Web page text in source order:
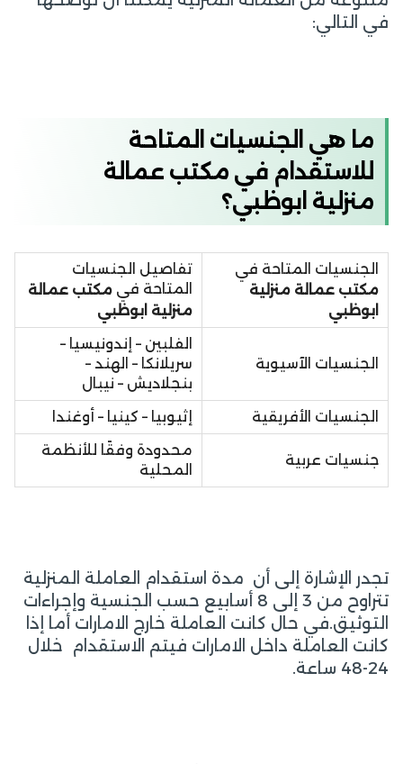
في التالي:
ما هي الجنسيات المتاحة
للاستقدام في مكتب عمالة
منزلية ابوظبي؟
الجنسيات المتاحة في
مكتب عمالة منزلية
ابوظبي
تفاصيل الجنسيات
المتاحة في مكتب عمالة
منزلية ابوظبي
الجنسيات الآسيوية
الفلبين – إندونيسيا –
سريلانكا – الهند –
بنجلاديش – نيبال
الجنسيات الأفريقية
إثيوبيا – كينيا – أوغندا
جنسيات عربية
محدودة وفقًا للأنظمة
المحلية
تجدر الإشارة إلى أن مدة استقدام العاملة المنزلية
تتراوح من 3 إلى 8 أسابيع حسب الجنسية وإجراءات
التوثيق.في حال كانت العاملة خارج الامارات أما إذا
كانت العاملة داخل الامارات فيتم الاستقدام خلال
24-48 ساعة.